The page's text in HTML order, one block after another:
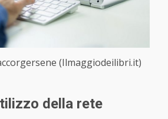
(Ilmaggiodeilibri.it)
della rete